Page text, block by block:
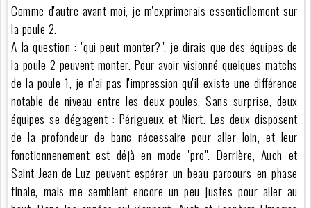
Comme d'autre avant moi, je m'exprimerais essentiellement sur
la poule 2.
A la question : "qui peut monter?", je dirais que des équipes de
la poule 2 peuvent monter. Pour avoir visionné quelques matchs
de la poule 1, je n'ai pas l'impression qu'il existe une différence
notable de niveau entre les deux poules. Sans surprise, deux
équipes se dégagent : Périgueux et Niort. Les deux disposent
de la profondeur de banc nécessaire pour aller loin, et leur
fonctionnenement est déjà en mode "pro". Derrière, Auch et
Saint-Jean-de-Luz peuvent espérer un beau parcours en phase
finale, mais me semblent encore un peu justes pour aller au